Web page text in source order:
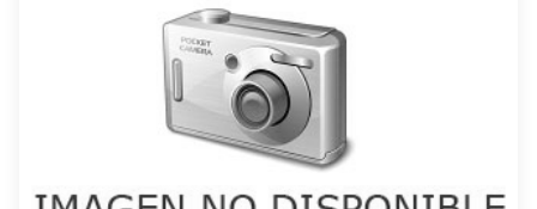
COORDINADOR OFICINAS
CARGO: